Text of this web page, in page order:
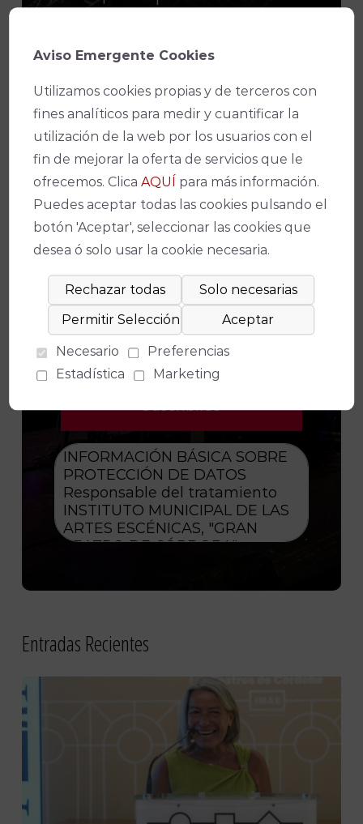
estar al día de la actualidad y de los
últimos espectáculos.
Consiento el uso de mis datos
para los fines indicados en la política
PRIVACIDAD.
Consiento el uso de mis datos
personales para recibir publicidad de
su entidad.
Entradas Recientes
Aviso Emergente Cookies
Utilizamos cookies propias y de terceros con
fines analíticos para medir y cuantificar la
utilización de la web por los usuarios con el
fin de mejorar la oferta de servicios que le
ofrecemos. ClicaAQUÍ
para más información.
Puedes aceptar todas las cookies pulsando el
botón 'Aceptar', seleccionar las cookies que
desea ó solo usar la cookie necesaria.
Necesario
Preferencias
Estadística
Marketing